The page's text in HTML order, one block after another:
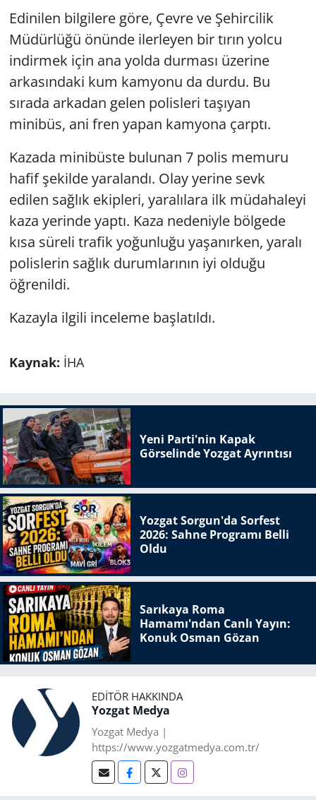
Edinilen bilgilere göre, Çevre ve Şehircilik
Müdürlüğü önünde ilerleyen bir tırın yolcu
indirmek için ana yolda durması üzerine
arkasındaki kum kamyonu da durdu. Bu
sırada arkadan gelen polisleri taşıyan
minibüs, ani fren yapan kamyona çarptı.
Kazada minibüste bulunan 7 polis memuru
hafif şekilde yaralandı. Olay yerine sevk
edilen sağlık ekipleri, yaralılara ilk müdahaleyi
kaza yerinde yaptı. Kaza nedeniyle bölgede
kısa süreli trafik yoğunluğu yaşanırken, yaralı
polislerin sağlık durumlarının iyi olduğu
öğrenildi.
Kazayla ilgili inceleme başlatıldı.
Kaynak: İHA
Yeni Parti'nin Kapak
Görselinde Yozgat Ayrıntısı
Yozgat Sorgun'da Sorfest
2026: Sahne Programı Belli
Oldu
Sarıkaya Roma
Hamamı'ndan Canlı Yayın:
Konuk Osman Gözan
EDITÖR HAKKINDA
Yozgat Medya
Yozgat Medya |
https://www.yozgatmedya.com.tr/